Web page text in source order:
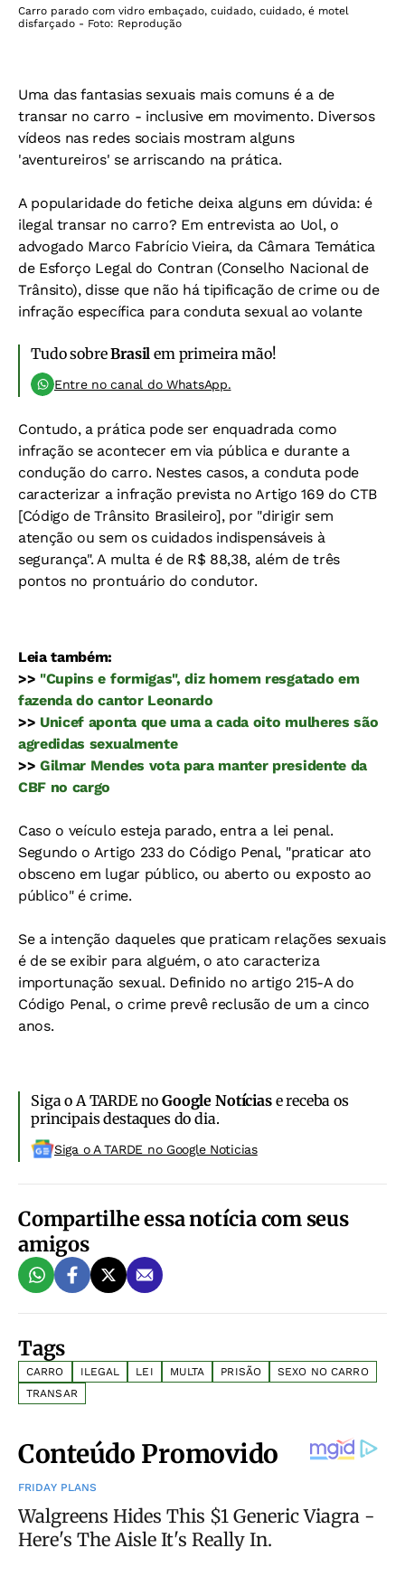
Carro parado com vidro embaçado, cuidado, cuidado, é motel
disfarçado - Foto: Reprodução
Uma das fantasias sexuais mais comuns é a de
transar no carro - inclusive em movimento. Diversos
vídeos nas redes sociais mostram alguns
'aventureiros' se arriscando na prática.
A popularidade do fetiche deixa alguns em dúvida: é
ilegal transar no carro? Em entrevista ao Uol, o
advogado Marco Fabrício Vieira, da Câmara Temática
de Esforço Legal do Contran (Conselho Nacional de
Trânsito), disse que não há tipificação de crime ou de
infração específica para conduta sexual ao volante
Tudo sobreBrasil em primeira mão!
Entre no canal do WhatsApp.
Contudo, a prática pode ser enquadrada como
infração se acontecer em via pública e durante a
condução do carro. Nestes casos, a conduta pode
caracterizar a infração prevista no Artigo 169 do CTB
[Código de Trânsito Brasileiro], por "dirigir sem
atenção ou sem os cuidados indispensáveis à
segurança". A multa é de R$ 88,38, além de três
pontos no prontuário do condutor.
Leia também:
>> "Cupins e formigas", diz homem resgatado em
fazenda do cantor Leonardo
>> Unicef aponta que uma a cada oito mulheres são
agredidas sexualmente
>>Gilmar Mendes vota para manter presidente da
CBF no cargo
Caso o veículo esteja parado, entra a lei penal.
Segundo o Artigo 233 do Código Penal, "praticar ato
obsceno em lugar público, ou aberto ou exposto ao
público" é crime.
Se a intenção daqueles que praticam relações sexuais
é de se exibir para alguém, o ato caracteriza
importunação sexual. Definido no artigo 215-A do
Código Penal, o crime prevê reclusão de um a cinco
anos.
Siga o A TARDE noGoogle Notíciase receba os
principais destaques do dia.
Siga o A TARDE no Google Noticias
Compartilhe essa notícia com seus
amigos
Tags
CARRO ILEGAL LEI MULTA PRISÃO
SEXO NO CARRO
TRANSAR